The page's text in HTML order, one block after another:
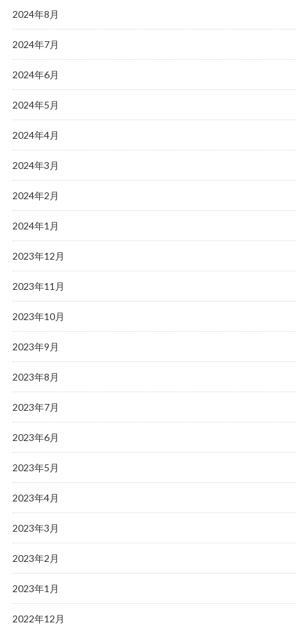
2024年8月
2024年7月
2024年6月
2024年5月
2024年4月
2024年3月
2024年2月
2024年1月
2023年12月
2023年11月
2023年10月
2023年9月
2023年8月
2023年7月
2023年6月
2023年5月
2023年4月
2023年3月
2023年2月
2023年1月
2022年12月